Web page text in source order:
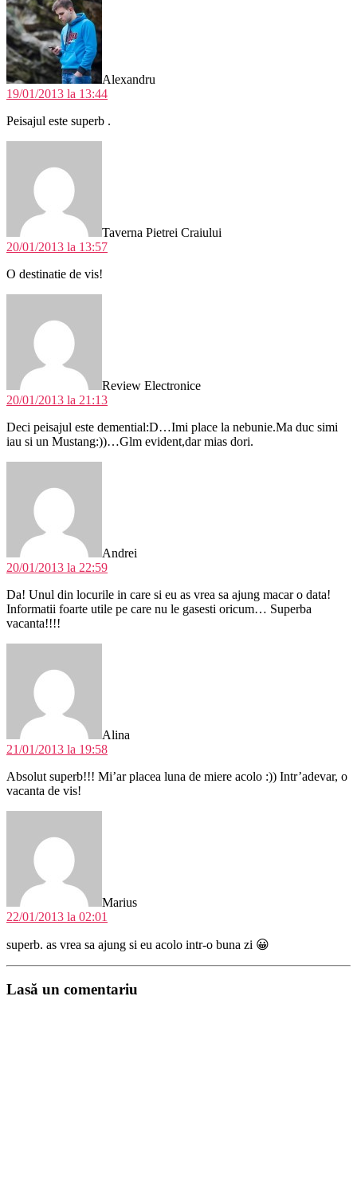
Alexandru
19/01/2013 la 13:44
Peisajul este superb .
Taverna Pietrei Craiului
20/01/2013 la 13:57
O destinatie de vis!
Review Electronice
20/01/2013 la 21:13
Deci peisajul este demential:D…Imi place la nebunie.Ma duc simi
iau si un Mustang:))…Glm evident,dar mias dori.
Andrei
20/01/2013 la 22:59
Da! Unul din locurile in care si eu as vrea sa ajung macar o data!
Informatii foarte utile pe care nu le gasesti oricum… Superba
vacanta!!!!
Alina
21/01/2013 la 19:58
Absolut superb!!! Mi’ar placea luna de miere acolo :)) Intr’adevar, o
vacanta de vis!
Marius
22/01/2013 la 02:01
superb. as vrea sa ajung si eu acolo intr-o buna zi 😀
Lasă un comentariu